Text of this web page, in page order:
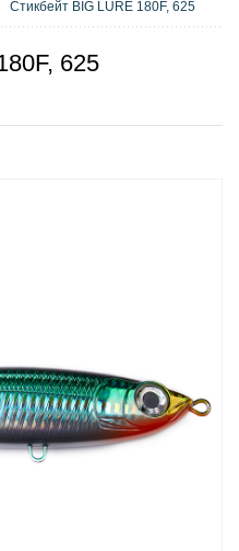
Стикбейт BIG LURE 180F, 625
625